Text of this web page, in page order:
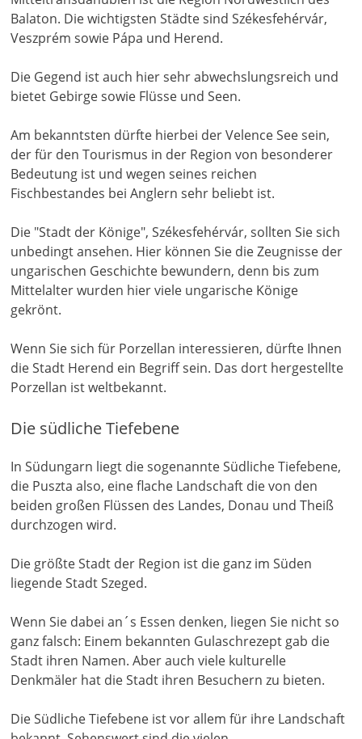
Balaton. Die wichtigsten Städte sind Székesfehérvár,
Veszprém sowie Pápa und Herend.
Die Gegend ist auch hier sehr abwechslungsreich und
bietet Gebirge sowie Flüsse und Seen.
Am bekanntsten dürfte hierbei der Velence See sein,
der für den Tourismus in der Region von besonderer
Bedeutung ist und wegen seines reichen
Fischbestandes bei Anglern sehr beliebt ist.
Die "Stadt der Könige", Székesfehérvár, sollten Sie sich
unbedingt ansehen. Hier können Sie die Zeugnisse der
ungarischen Geschichte bewundern, denn bis zum
Mittelalter wurden hier viele ungarische Könige
gekrönt.
Wenn Sie sich für Porzellan interessieren, dürfte Ihnen
die Stadt Herend ein Begriff sein. Das dort hergestellte
Porzellan ist weltbekannt.
Die südliche Tiefebene
In Südungarn liegt die sogenannte Südliche Tiefebene,
die Puszta also, eine flache Landschaft die von den
beiden großen Flüssen des Landes, Donau und Theiß
durchzogen wird.
Die größte Stadt der Region ist die ganz im Süden
liegende Stadt Szeged.
Wenn Sie dabei an´s Essen denken, liegen Sie nicht so
ganz falsch: Einem bekannten Gulaschrezept gab die
Stadt ihren Namen. Aber auch viele kulturelle
Denkmäler hat die Stadt ihren Besuchern zu bieten.
Die Südliche Tiefebene ist vor allem für ihre Landschaft